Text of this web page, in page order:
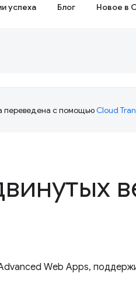
успеха Блог Новое в
переведена с помощьюCloud
Web Apps,